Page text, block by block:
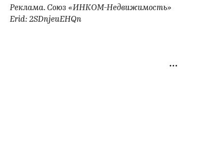
Реклама. Союз «ИНКОМ-Недвижимость»
Erid: 2SDnjeuEHQn